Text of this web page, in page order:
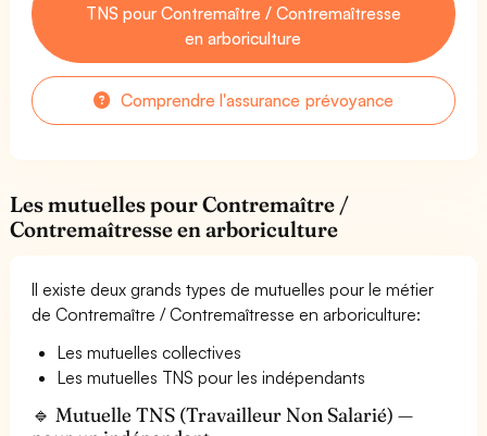
TNS pour Contremaître / Contremaîtresse
en arboriculture
Comprendre l'assurance prévoyance
Les mutuelles pour Contremaître /
Contremaîtresse en arboriculture
Il existe deux grands types de mutuelles pour le métier
de Contremaître / Contremaîtresse en arboriculture:
Les mutuelles collectives
Les mutuelles TNS pour les indépendants
🔹 Mutuelle TNS (Travailleur Non Salarié) —